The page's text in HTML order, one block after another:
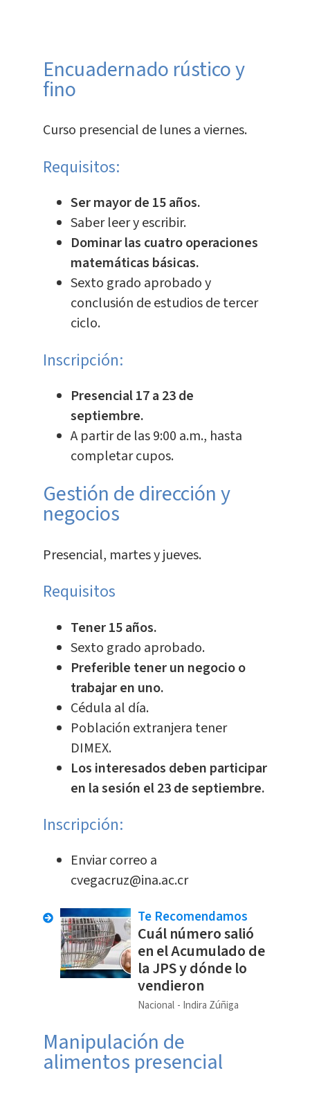
Encuadernado rústico y
fino
Curso presencial de lunes a viernes.
Requisitos:
Ser mayor de 15 años.
Saber leer y escribir.
Dominar las cuatro operaciones
matemáticas básicas.
Sexto grado aprobado y
conclusión de estudios de tercer
ciclo.
Inscripción:
Presencial 17 a 23 de
septiembre.
A partir de las 9:00 a.m., hasta
completar cupos.
Gestión de dirección y
negocios
Presencial, martes y jueves.
Requisitos
Tener 15 años.
Sexto grado aprobado.
Preferible tener un negocio o
trabajar en uno.
Cédula al día.
Población extranjera tener
DIMEX.
Los interesados deben participar
en la sesión el 23 de septiembre.
Inscripción:
Enviar correo a
cvegacruz@ina.ac.cr
Te Recomendamos
Cuál número salió
en el Acumulado de
la JPS y dónde lo
vendieron
Nacional Indira Zúñiga
Manipulación de
alimentos presencial